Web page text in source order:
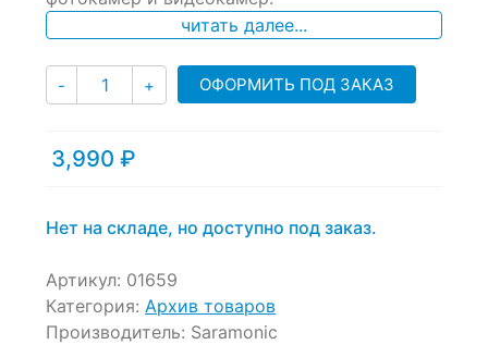
ratings
читать далее...
- Количество
+ ОФОРМИТЬ ПОД ЗАКАЗ
3,990 ₽
Нет на складе, но доступно под заказ.
Артикул: 01659
Категория: Архив товаров
Производитель: Saramonic